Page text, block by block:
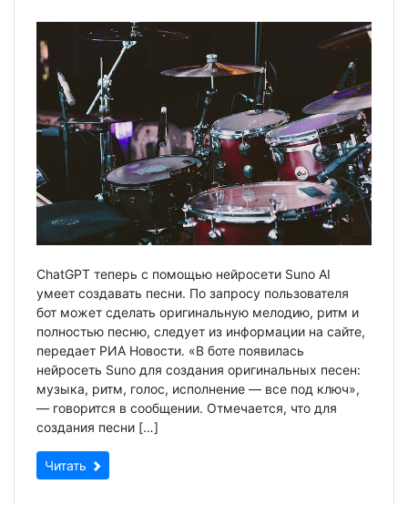
ChatGPT теперь с помощью нейросети Suno AI
умеет создавать песни. По запросу пользователя
бот может сделать оригинальную мелодию, ритм и
полностью песню, следует из информации на сайте,
передает РИА Новости. «В боте появилась
нейросеть Suno для создания оригинальных песен:
музыка, ритм, голос, исполнение — все под ключ»,
— говорится в сообщении. Отмечается, что для
создания песни […]
Читать